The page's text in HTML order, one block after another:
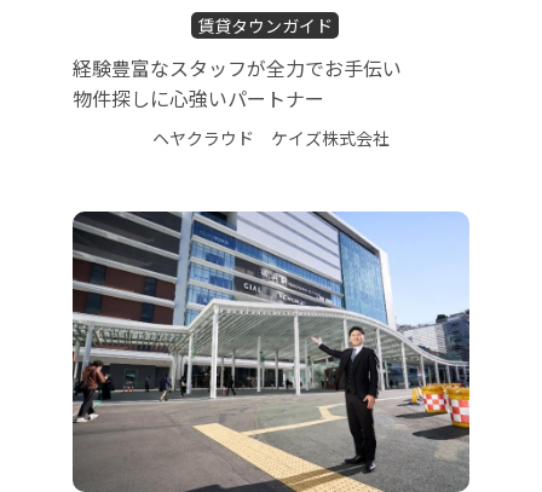
賃貸タウンガイド
経験豊富なスタッフが全力でお手伝い
物件探しに心強いパートナー
ヘヤクラウド ケイズ株式会社